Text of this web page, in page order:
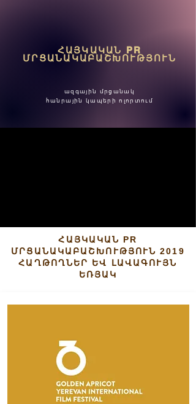
ՀԱՅԿԱԿԱՆ PR
ՄՐՑԱՆԱԿԱԲԱՇԽՈՒԹՅՈՒՆ
ազգային մրցանակ
հանրային կապերի ոլորտում
ՀԱՅԿԱԿԱՆ PR
ՄՐՑԱՆԱԿԱԲԱՇԽՈՒԹՅՈՒՆ 2019
ՀԱՂԹՈՂՆԵՐ ԵՎ ԼԱՎԱԳՈՒՅՆ
ԵՌՅԱԿ